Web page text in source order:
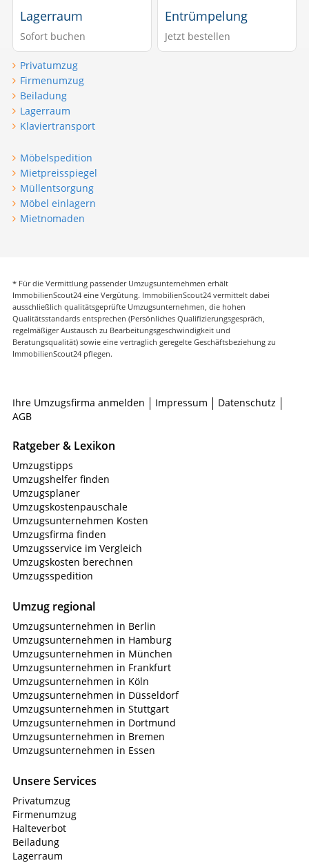
Lagerraum
Sofort buchen
Entrümpelung
Jetzt bestellen
Privatumzug
Firmenumzug
Beiladung
Lagerraum
Klaviertransport
Möbelspedition
Mietpreisspiegel
Müllentsorgung
Möbel einlagern
Mietnomaden
* Für die Vermittlung passender Umzugsunternehmen erhält
ImmobilienScout24 eine Vergütung. ImmobilienScout24 vermittelt dabei
ausschließlich qualitätsgeprüfte Umzugsunternehmen, die hohen
Qualitätsstandards entsprechen (Persönliches Qualifizierungsgespräch,
regelmäßiger Austausch zu Bearbeitungsgeschwindigkeit und
Beratungsqualität) sowie eine vertraglich geregelte Geschäftsbeziehung zu
ImmobilienScout24 pflegen.
Ihre Umzugsfirma anmelden Impressum
Datenschutz
AGB
Ratgeber & Lexikon
Umzugstipps
Umzugshelfer finden
Umzugsplaner
Umzugskostenpauschale
Umzugsunternehmen Kosten
Umzugsfirma finden
Umzugsservice im Vergleich
Umzugskosten berechnen
Umzugsspedition
Umzug regional
Umzugsunternehmen in Berlin
Umzugsunternehmen in Hamburg
Umzugsunternehmen in München
Umzugsunternehmen in Frankfurt
Umzugsunternehmen in Köln
Umzugsunternehmen in Düsseldorf
Umzugsunternehmen in Stuttgart
Umzugsunternehmen in Dortmund
Umzugsunternehmen in Bremen
Umzugsunternehmen in Essen
Unsere Services
Privatumzug
Firmenumzug
Halteverbot
Beiladung
Lagerraum